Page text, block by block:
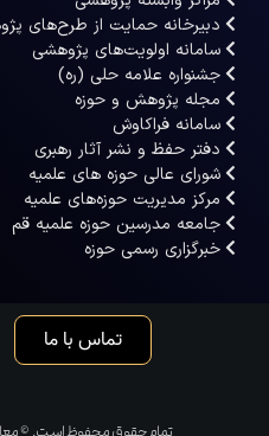
دبیرخانه حمایت از طرح‌های
سامانه اولویت‌های پژوهشی
جشنواره علامه حلی (ره)
مجله پژوهش و حوزه
سامانه فراکاوش
دفتر حفظ و نشر آثار رهبری
شورای عالی حوزه های علمیه
مرکز مدیریت حوزه‌های علمیه
جامعه مدرسین حوزه علمیه قم
خبرگزاری رسمی حوزه
تمام حقوق محفوظ است. ©
تماس با ما